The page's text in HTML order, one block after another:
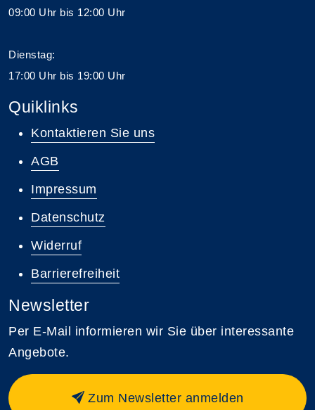
09:00 Uhr bis 12:00 Uhr
Dienstag:
17:00 Uhr bis 19:00 Uhr
Quiklinks
Kontaktieren Sie uns
AGB
Impressum
Datenschutz
Widerruf
Barrierefreiheit
Newsletter
Per E-Mail informieren wir Sie über interessante
Angebote.
Zum Newsletter anmelden